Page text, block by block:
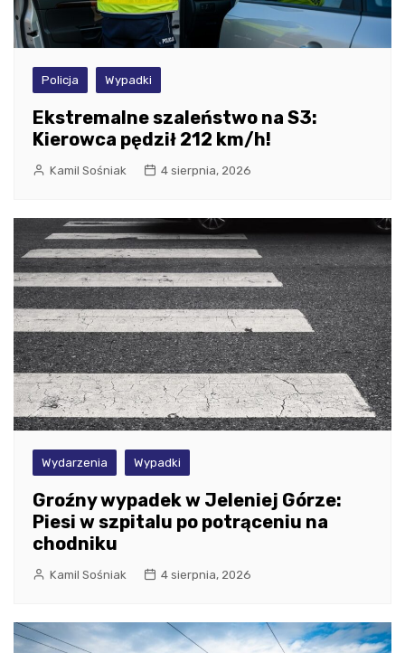
Policja Wypadki
Ekstremalne szaleństwo na S3:
Kierowca pędził 212 km/h!
Kamil Sośniak 4 sierpnia, 2026
Wydarzenia Wypadki
Groźny wypadek w Jeleniej Górze:
Piesi w szpitalu po potrąceniu na
chodniku
Kamil Sośniak 4 sierpnia, 2026